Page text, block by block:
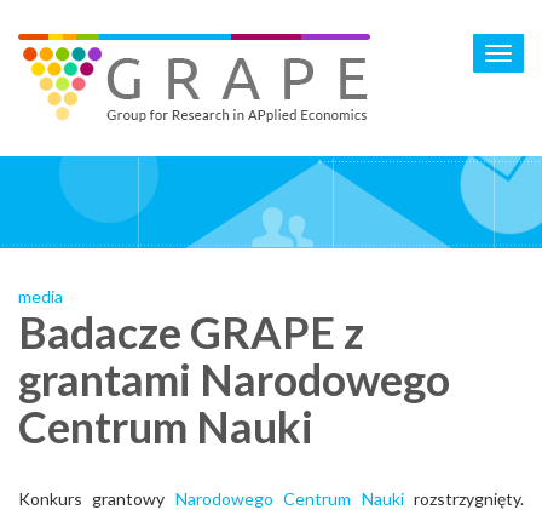
main
content
media
Badacze GRAPE z
grantami Narodowego
Centrum Nauki
Konkurs grantowy Narodowego Centrum Naukirozstrzygnięty.